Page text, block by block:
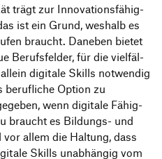
trägt zur Inno­va­ti­ons­fä­hig­
ist ein Grund, weshalb es
braucht. Daneben bietet
Berufs­felder, für die viel­fäl­
digi­tale Skills notwendig
beruf­liche Option zu
wenn digi­tale Fähig­
braucht es Bildungs- und
allem die Haltung, dass
Skills unab­hängig vom